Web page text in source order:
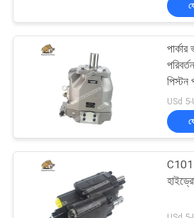
ম্যাপ
PRIVACY
POLICY
জলবাহী ট্রাক্টর
হাইড্রোলিক
পিস্টন
USd 5-